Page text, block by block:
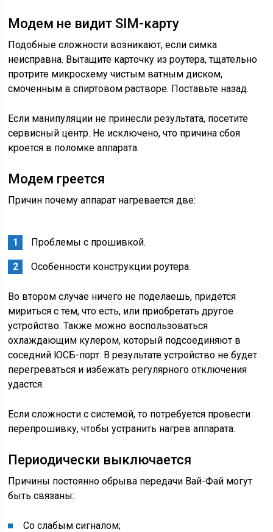
Модем не видит SIM-карту
Подобные сложности возникают, если симка
неисправна. Вытащите карточку из роутера, тщательно
протрите микросхему чистым ватным диском,
смоченным в спиртовом растворе. Поставьте назад.
Если манипуляции не принесли результата, посетите
сервисный центр. Не исключено, что причина сбоя
кроется в поломке аппарата.
Модем греется
Причин почему аппарат нагревается две:
Проблемы с прошивкой.
Особенности конструкции роутера.
Во втором случае ничего не поделаешь, придется
мириться с тем, что есть, или приобретать другое
устройство. Также можно воспользоваться
охлаждающим кулером, который подсоединяют в
соседний ЮСБ-порт. В результате устройство не будет
перегреваться и избежать регулярного отключения
удастся.
Если сложности с системой, то потребуется провести
перепрошивку, чтобы устранить нагрев аппарата.
Периодически выключается
Причины постоянно обрыва передачи Вай-Фай могут
быть связаны:
Со слабым сигналом;